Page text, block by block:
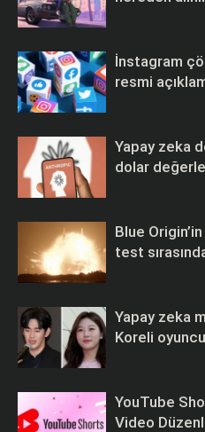
İnstagram
resmi
Yapay zeka
dolar
Blue
test
Yapay zeka
Koreli
YouTube
Video